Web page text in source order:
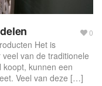
Het is
van de traditionele
kunnen een
Veel van deze […]
0